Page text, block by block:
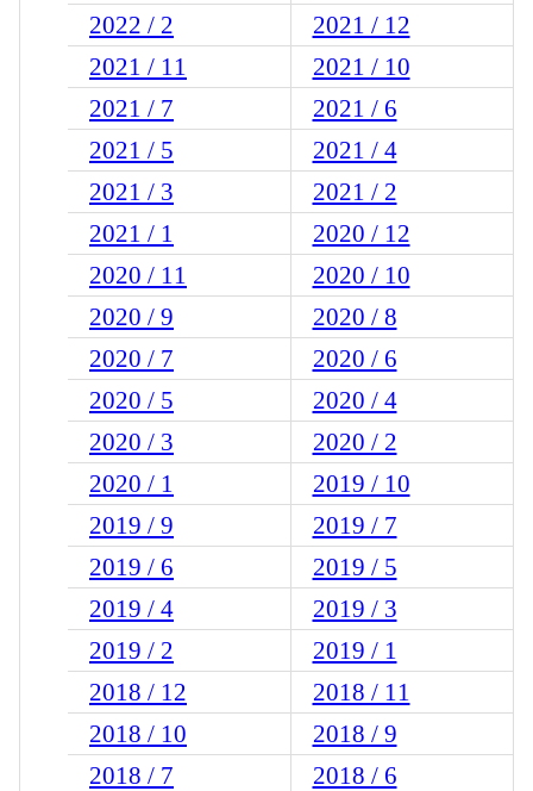
2022 / 2
2021 / 12
2021 / 11
2021 / 10
2021 / 7
2021 / 6
2021 / 5
2021 / 4
2021 / 3
2021 / 2
2021 / 1
2020 / 12
2020 / 11
2020 / 10
2020 / 9
2020 / 8
2020 / 7
2020 / 6
2020 / 5
2020 / 4
2020 / 3
2020 / 2
2020 / 1
2019 / 10
2019 / 9
2019 / 7
2019 / 6
2019 / 5
2019 / 4
2019 / 3
2019 / 2
2019 / 1
2018 / 12
2018 / 11
2018 / 10
2018 / 9
2018 / 7
2018 / 6